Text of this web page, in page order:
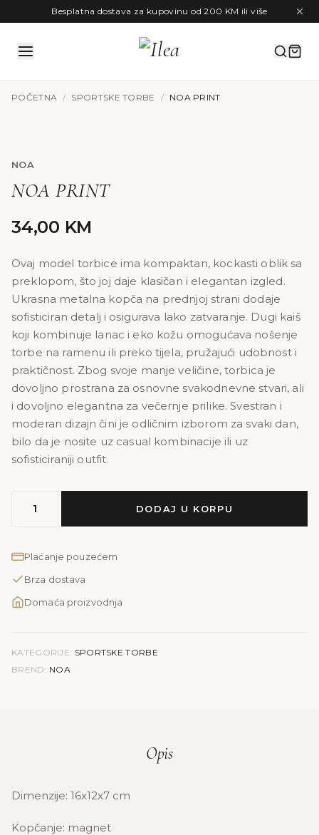
Preskoči na sadržajBesplatna dostava za kupovinu od 200 KM ili više
POČETNA / SPORTSKE TORBE / NOA PRINT
NOA
NOA PRINT
34,00 KM
Ovaj model torbice ima kompaktan, kockasti oblik sa
preklopom, što joj daje klasičan i elegantan izgled.
Ukrasna metalna kopča na prednjoj strani dodaje
sofisticiran detalj i osigurava lako zatvaranje. Dugi kaiš
koji kombinuje lanac i eko kožu omogućava nošenje
torbe na ramenu ili preko tijela, pružajući udobnost i
praktičnost. Zbog svoje manje veličine, torbica je
dovoljno prostrana za osnovne svakodnevne stvari, ali
i dovoljno elegantna za večernje prilike. Svestran i
moderan dizajn čini je odličnim izborom za svaki dan,
bilo da je nosite uz casual kombinacije ili uz
sofisticiraniji outfit.
PRINT
DODAJ U KORPU
Plaćanje pouzećem
Brza dostava
Domaća proizvodnja
KATEGORIJE: SPORTSKE TORBE
BREND: NOA
Opis
Dimenzije: 16x12x7 cm
Kopčanje: magnet